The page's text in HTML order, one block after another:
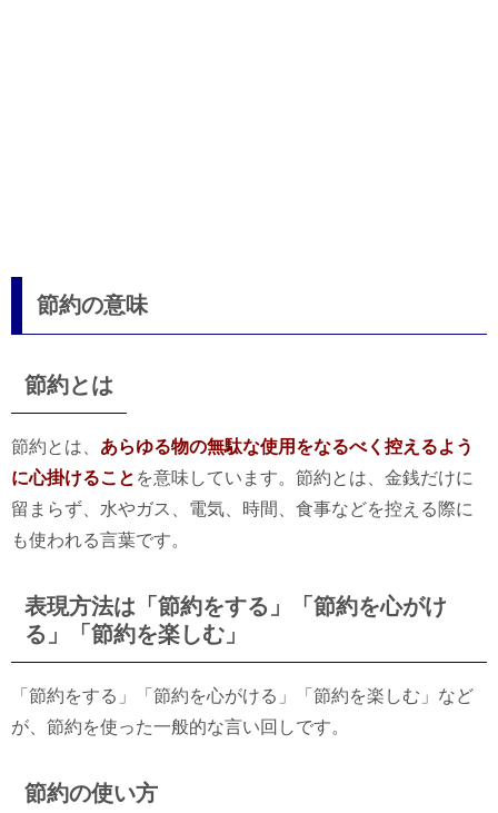
節約の意味
節約とは
節約とは、 あらゆる物の無駄な使用をなるべく控えるよう
に心掛けること を意味しています。節約とは、金銭だけに
留まらず、水やガス、電気、時間、食事などを控える際に
も使われる言葉です。
表現方法は「節約をする」「節約を心がけ
る」「節約を楽しむ」
「節約をする」「節約を心がける」「節約を楽しむ」など
が、節約を使った一般的な言い回しです。
節約の使い方